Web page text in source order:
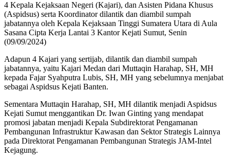
4 Kepala Kejaksaan Negeri (Kajari), dan Asisten Pidana Khusus
(Aspidsus) serta Koordinator dilantik dan diambil sumpah
jabatannya oleh Kepala Kejaksaan Tinggi Sumatera Utara di Aula
Sasana Cipta Kerja Lantai 3 Kantor Kejati Sumut, Senin
(09/09/2024)
Adapun 4 Kajari yang sertijab, dilantik dan diambil sumpah
jabatannya, yaitu Kajari Medan dari Muttaqin Harahap, SH, MH
kepada Fajar Syahputra Lubis, SH, MH yang sebelumnya menjabat
sebagai Aspidsus Kejati Banten.
Sementara Muttaqin Harahap, SH, MH dilantik menjadi Aspidsus
Kejati Sumut menggantikan Dr. Iwan Ginting yang mendapat
promosi jabatan menjadi Kepala Subdirektorat Pengamanan
Pembangunan Infrastruktur Kawasan dan Sektor Strategis Lainnya
pada Direktorat Pengamanan Pembangunan Strategis JAM-Intel
Kejagung.